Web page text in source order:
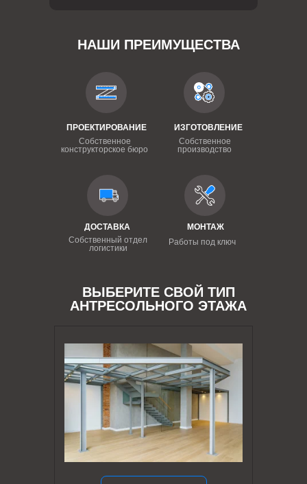
НАШИ ПРЕИМУЩЕСТВА
ПРОЕКТИРОВАНИЕ
Собственное
конструкторское бюро
ИЗГОТОВЛЕНИЕ
Собственное
производство
ДОСТАВКА
Собственный отдел
логистики
МОНТАЖ
Работы под ключ
ВЫБЕРИТЕ СВОЙ ТИП
АНТРЕСОЛЬНОГО ЭТАЖА